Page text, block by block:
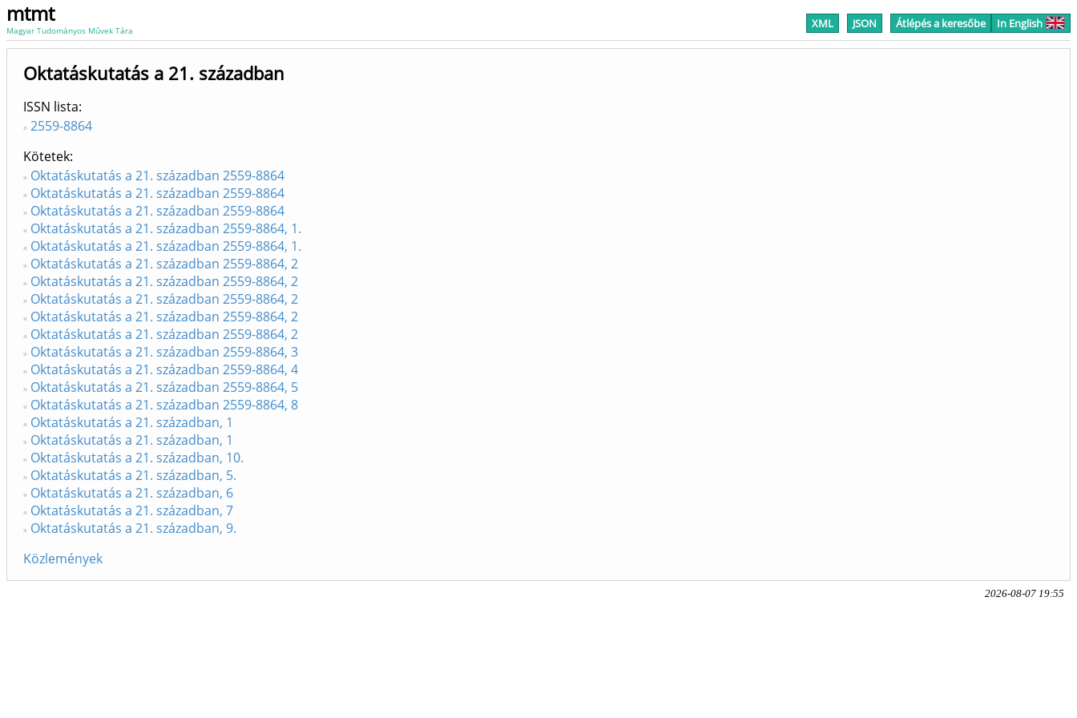
mtmt
Magyar Tudományos Művek Tára XML JSON Átlépés a keresőbe In English
Oktatáskutatás a 21. században
ISSN lista
2559-8864
Kötetek
Oktatáskutatás a 21. században 2559-8864
Oktatáskutatás a 21. században 2559-8864
Oktatáskutatás a 21. században 2559-8864
Oktatáskutatás a 21. században 2559-8864, 1.
Oktatáskutatás a 21. században 2559-8864, 1.
Oktatáskutatás a 21. században 2559-8864, 2
Oktatáskutatás a 21. században 2559-8864, 2
Oktatáskutatás a 21. században 2559-8864, 2
Oktatáskutatás a 21. században 2559-8864, 2
Oktatáskutatás a 21. században 2559-8864, 2
Oktatáskutatás a 21. században 2559-8864, 3
Oktatáskutatás a 21. században 2559-8864, 4
Oktatáskutatás a 21. században 2559-8864, 5
Oktatáskutatás a 21. században 2559-8864, 8
Oktatáskutatás a 21. században, 1
Oktatáskutatás a 21. században, 1
Oktatáskutatás a 21. században, 10.
Oktatáskutatás a 21. században, 5.
Oktatáskutatás a 21. században, 6
Oktatáskutatás a 21. században, 7
Oktatáskutatás a 21. században, 9.
Közlemények
2026-08-07 19:55